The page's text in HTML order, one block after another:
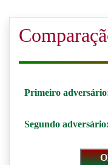
Primeiro
Segundo adversário: